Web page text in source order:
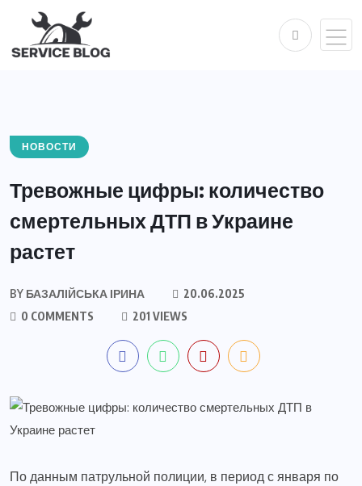
НОВОСТИ
Тревожные цифры: количество
смертельных ДТП в Украине
растет
BY БАЗАЛІЙСЬКА ІРИНА
20.06.2025
0 COMMENTS
201 VIEWS
По данным патрульной полиции, в период с января по